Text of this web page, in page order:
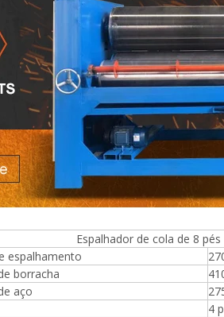
de cola de 8 pés
espalhamento
borracha
aço
4